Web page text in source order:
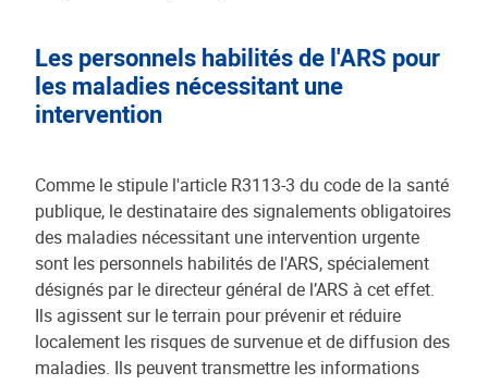
Les personnels habilités de l'ARS pour
les maladies nécessitant une
intervention
Comme le stipule l'article R3113-3 du code de la santé
publique, le destinataire des signalements obligatoires
des maladies nécessitant une intervention urgente
sont les personnels habilités de l'ARS, spécialement
désignés par le directeur général de l’ARS à cet effet.
Ils agissent sur le terrain pour prévenir et réduire
localement les risques de survenue et de diffusion des
maladies. Ils peuvent transmettre les informations